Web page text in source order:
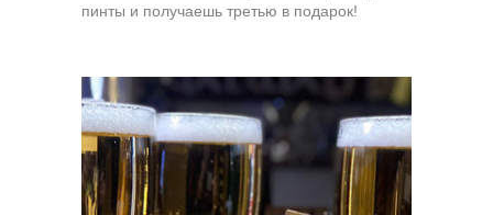
пинты и получаешь третью в подарок!